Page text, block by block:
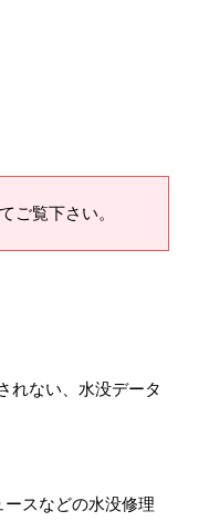
ご覧下さい。
れない、水没データ
スなどの水没修理